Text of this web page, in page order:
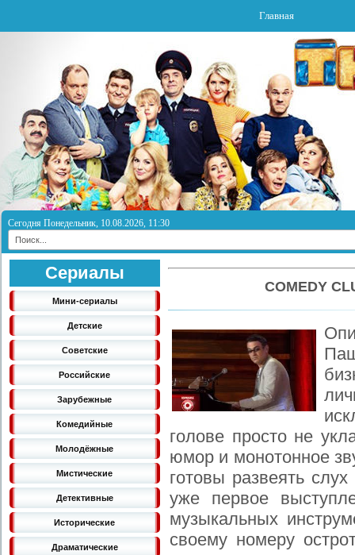
Главная
Сегодня Понедельник, 10.08.2026, 11:30
Сериалы
Мини-сериалы
Детские
Советские
Российские
Зарубежные
Комедийные
Молодёжные
Мистические
Детективные
Исторические
Драматические
COMEDY
голове просто не
юмор и монотонное
готовы развеять
уже первое
музыкальных
своему номеру